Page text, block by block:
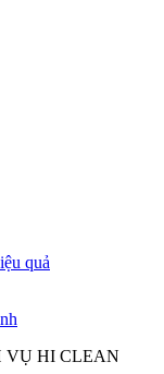
VỤ HI CLEAN